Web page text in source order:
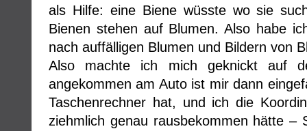
als Hilfe: eine Biene wüsste wo sie
Bienen stehen auf Blumen. Also habe
nach auffälligen Blumen und Bildern von
Also machte ich mich geknickt auf
angekommen am Auto ist mir dann
Taschenrechner hat, und ich die
ziehmlich genau rausbekommen hätte –